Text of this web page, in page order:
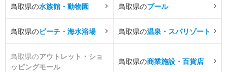
鳥取県の水族館・動物園 鳥取県のプール
鳥取県のビーチ・海水浴場 鳥取県の温泉・スパリゾート
鳥取県のアウトレット・ショ
ッピングモール
鳥取県の商業施設・百貨店